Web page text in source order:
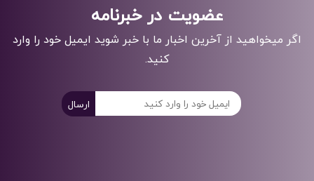
عضویت در خبرنامه
اگر میخواهید از آخرین اخبار ما با خبر شوید ایمیل خود را وارد
کنید.
ارسال